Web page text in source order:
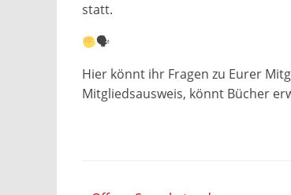
statt.
🗣
Hier könnt ihr Fragen zu Eurer
Mitgliedsausweis, könnt Bücher